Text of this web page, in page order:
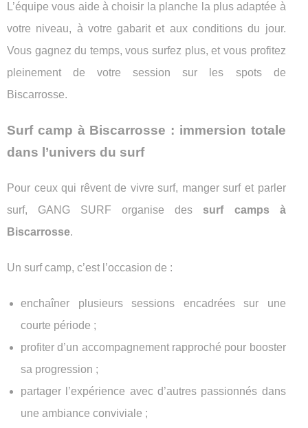
L’équipe vous aide à choisir la planche la plus adaptée à
votre niveau, à votre gabarit et aux conditions du jour.
Vous gagnez du temps, vous surfez plus, et vous profitez
pleinement de votre session sur les spots de
Biscarrosse.
Surf camp à Biscarrosse : immersion totale
dans l’univers du surf
Pour ceux qui rêvent de vivre surf, manger surf et parler
surf, GANG SURF organise des surf camps à
Biscarrosse.
Un surf camp, c’est l’occasion de :
enchaîner plusieurs sessions encadrées sur une
courte période ;
profiter d’un accompagnement rapproché pour booster
sa progression ;
partager l’expérience avec d’autres passionnés dans
une ambiance conviviale ;